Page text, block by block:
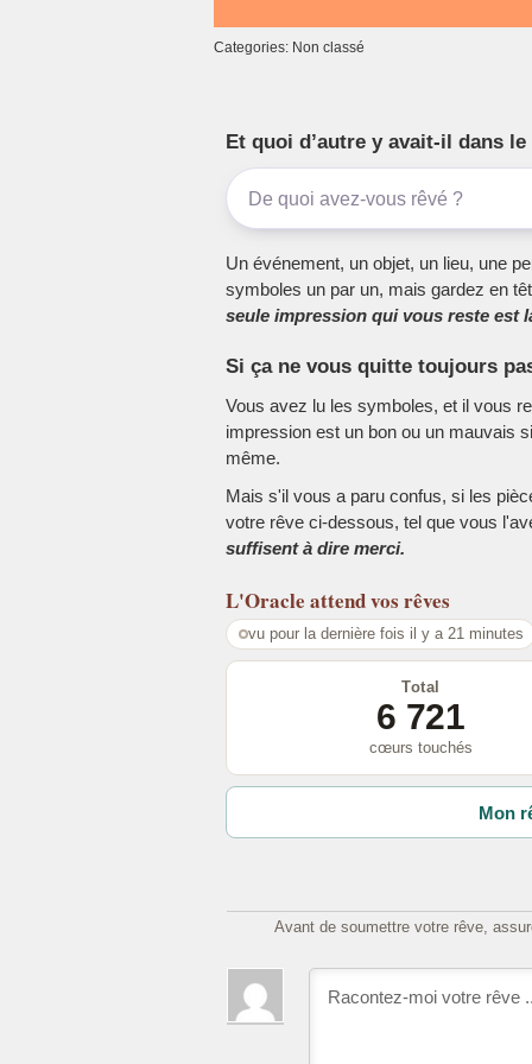
Categories: Non classé
Et quoi d’autre y avait-il dans le
Un événement, un objet, un lieu, une
symboles un par un, mais gardez en
seule impression qui vous reste est
Si ça ne vous quitte toujours
Vous avez lu les symboles, et il vous
impression est un bon ou un mauvais
même.
Mais s'il vous a paru confus, si les
votre rêve ci-dessous, tel que vous
suffisent à dire merci.
L'Oracle attend vos rêves
vu pour la dernière fois il y a 21 minutes
Total
6 721
cœurs touchés
Mon
Avant de soumettre votre rêve,